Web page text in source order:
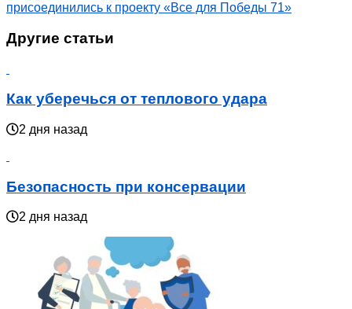
присоединились к проекту «Все для Победы 71»
Другие статьи
Как уберечься от теплового удара
2 дня назад
Безопасность при консервации
2 дня назад